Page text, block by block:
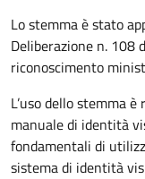
Lo stemma è stato
Deliberazione n.
riconoscimento
L’uso dello stemma
manuale di identità
fondamentali di
sistema di identità